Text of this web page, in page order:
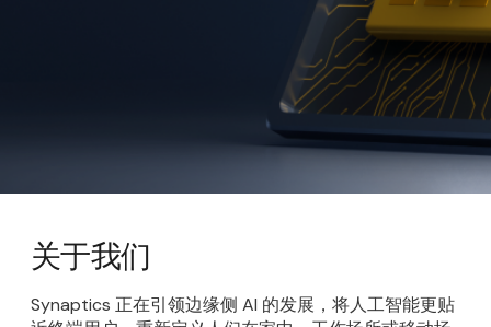
关于我们
Synaptics 正在引领边缘侧 AI 的发展，将人工智能更贴